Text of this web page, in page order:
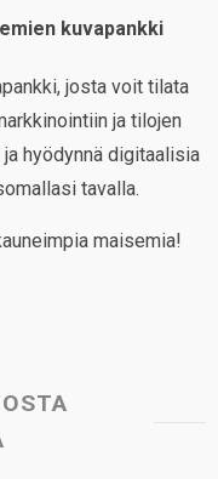
kuvapankki
josta voit tilata
ja tilojen
hyödynnä digitaalisia
tavalla.
maisemia!